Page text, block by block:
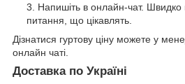
Напишіть в онлайн-чат. Швидко
питання, що цікавлять.
Дізнатися гуртову ціну можете у
онлайн чаті.
Доставка по Україні